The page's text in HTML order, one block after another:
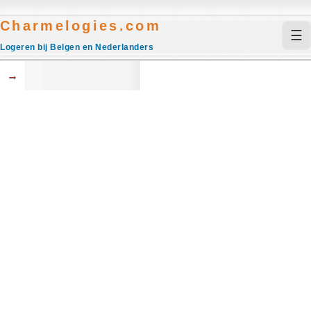
Charmelogies.com
Logeren bij Belgen en Nederlanders
☰
→